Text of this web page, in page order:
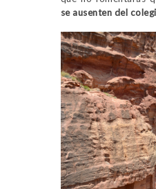
se ausenten del